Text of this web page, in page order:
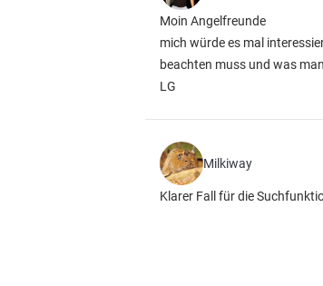
Moin Angelfreunde
mich würde es mal
beachten muss und was
LG
Milkiway
Klarer Fall für die